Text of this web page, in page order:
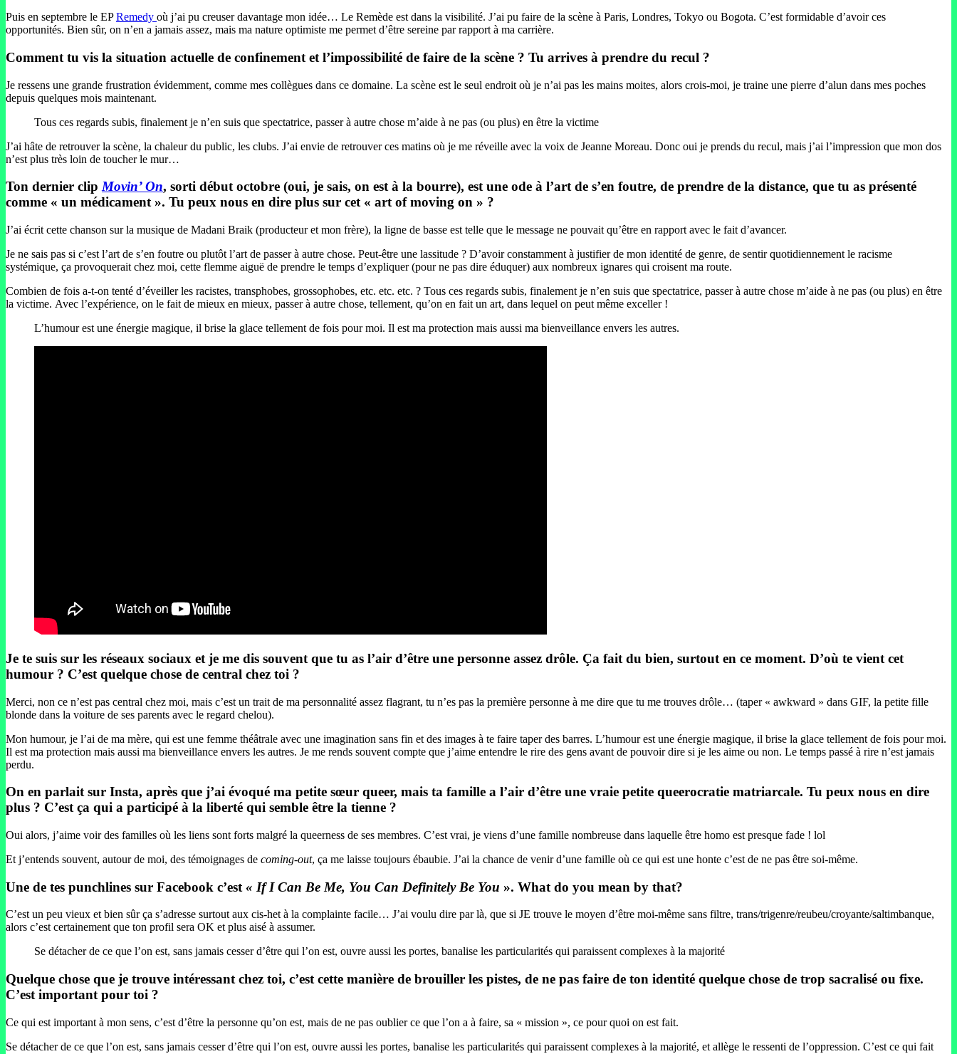
Puis en septembre le EPRemedy où j’ai pu creuser davantage mon idée… Le Remède est dans la visibilité. J’ai pu faire de la scène à Paris, Londres, Tokyo ou Bogota. C’est formidable d’avoir ces
opportunités. Bien sûr, on n’en a jamais assez, mais ma nature optimiste me permet d’être sereine par rapport à ma carrière.
Comment tu vis la situation actuelle de confinement et l’impossibilité de faire de la scène ? Tu arrives à prendre du recul ?
Je ressens une grande frustration évidemment, comme mes collègues dans ce domaine. La scène est le seul endroit où je n’ai pas les mains moites, alors crois-moi, je traine une pierre d’alun dans mes poches
depuis quelques mois maintenant.
Tous ces regards subis, finalement je n’en suis que spectatrice, passer à autre chose m’aide à ne pas (ou plus) en être la victime
J’ai hâte de retrouver la scène, la chaleur du public, les clubs. J’ai envie de retrouver ces matins où je me réveille avec la voix de Jeanne Moreau. Donc oui je prends du recul, mais j’ai l’impression que mon dos
n’est plus très loin de toucher le mur…
Ton dernier clipMovin’ On, sorti début octobre (oui, je sais, on est à la bourre), est une ode à l’art de s’en foutre, de prendre de la distance, que tu as présenté
comme « un médicament ». Tu peux nous en dire plus sur cet « art of moving on » ?
J’ai écrit cette chanson sur la musique de Madani Braik (producteur et mon frère), la ligne de basse est telle que le message ne pouvait qu’être en rapport avec le fait d’avancer.
Je ne sais pas si c’est l’art de s’en foutre ou plutôt l’art de passer à autre chose. Peut-être une lassitude ? D’avoir constamment à justifier de mon identité de genre, de sentir quotidiennement le racisme
systémique, ça provoquerait chez moi, cette flemme aiguë de prendre le temps d’expliquer (pour ne pas dire éduquer) aux nombreux ignares qui croisent ma route.
Combien de fois a-t-on tenté d’éveiller les racistes, transphobes, grossophobes, etc. etc. etc. ? Tous ces regards subis, finalement je n’en suis que spectatrice, passer à autre chose m’aide à ne pas (ou plus) en être
la victime. Avec l’expérience, on le fait de mieux en mieux, passer à autre chose, tellement, qu’on en fait un art, dans lequel on peut même exceller !
L’humour est une énergie magique, il brise la glace tellement de fois pour moi. Il est ma protection mais aussi ma bienveillance envers les autres.
Je te suis sur les réseaux sociaux et je me dis souvent que tu as l’air d’être une personne assez drôle. Ça fait du bien, surtout en ce moment. D’où te vient cet
humour ? C’est quelque chose de central chez toi ?
Merci, non ce n’est pas central chez moi, mais c’est un trait de ma personnalité assez flagrant, tu n’es pas la première personne à me dire que tu me trouves drôle… (taper « awkward » dans GIF, la petite fille
blonde dans la voiture de ses parents avec le regard chelou).
Mon humour, je l’ai de ma mère, qui est une femme théâtrale avec une imagination sans fin et des images à te faire taper des barres. L’humour est une énergie magique, il brise la glace tellement de fois pour moi.
Il est ma protection mais aussi ma bienveillance envers les autres. Je me rends souvent compte que j’aime entendre le rire des gens avant de pouvoir dire si je les aime ou non. Le temps passé à rire n’est jamais
perdu.
On en parlait sur Insta, après que j’ai évoqué ma petite sœur queer, mais ta famille a l’air d’être une vraie petite queerocratie matriarcale. Tu peux nous en dire
plus ? C’est ça qui a participé à la liberté qui semble être la tienne ?
Oui alors, j’aime voir des familles où les liens sont forts malgré la queerness de ses membres. C’est vrai, je viens d’une famille nombreuse dans laquelle être homo est presque fade ! lol
Et j’entends souvent, autour de moi, des témoignages de coming-out, ça me laisse toujours ébaubie. J’ai la chance de venir d’une famille où ce qui est une honte c’est de ne pas être soi-même.
Une de tes punchlines sur Facebook c’est « If I Can Be Me, You Can Definitely Be You ». What do you mean by that?
C’est un peu vieux et bien sûr ça s’adresse surtout aux cis-het à la complainte facile… J’ai voulu dire par là, que si JE trouve le moyen d’être moi-même sans filtre, trans/trigenre/reubeu/croyante/saltimbanque,
alors c’est certainement que ton profil sera OK et plus aisé à assumer.
Se détacher de ce que l’on est, sans jamais cesser d’être qui l’on est, ouvre aussi les portes, banalise les particularités qui paraissent complexes à la majorité
Quelque chose que je trouve intéressant chez toi, c’est cette manière de brouiller les pistes, de ne pas faire de ton identité quelque chose de trop sacralisé ou fixe.
C’est important pour toi ?
Ce qui est important à mon sens, c’est d’être la personne qu’on est, mais de ne pas oublier ce que l’on a à faire, sa « mission », ce pour quoi on est fait.
Se détacher de ce que l’on est, sans jamais cesser d’être qui l’on est, ouvre aussi les portes, banalise les particularités qui paraissent complexes à la majorité, et allège le ressenti de l’oppression. C’est ce qui fait